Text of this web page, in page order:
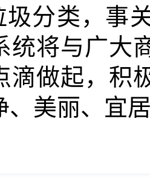
圾分类，事
统将与广大
滴做起，积
、美丽、宜